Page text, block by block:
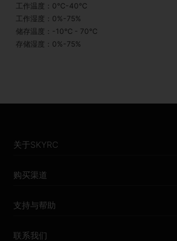
工作温度：0℃-40℃
工作湿度：0%-75%
储存温度：-10℃ - 70℃
存储湿度：0%-75%
关于SKYRC
购买渠道
支持与帮助
联系我们